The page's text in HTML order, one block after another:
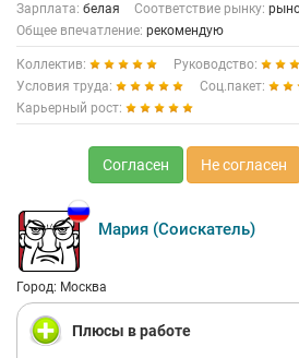
Зарплата: белая Соответствие рынку:
Общее впечатление: рекомендую
Коллектив:
Руководство:
Условия труда:
Соц.пакет:
Карьерный рост:
Согласен Не согласен
Мария (Соискатель)
Город: Москва
Плюсы в работе